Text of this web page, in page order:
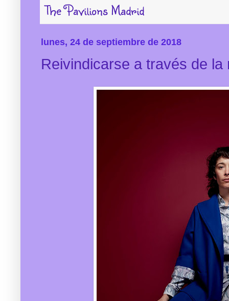
The Pavilions Madrid
lunes, 24 de septiembre de 2018
Reivindicarse a través de la